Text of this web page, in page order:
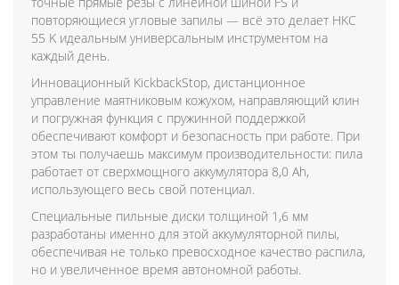
повторяющиеся угловые запилы — всё это делает HKC
55 K идеальным универсальным инструментом на
каждый день.
Инновационный KickbackStop, дистанционное
управление маятниковым кожухом, направляющий клин
и погружная функция с пружинной поддержкой
обеспечивают комфорт и безопасность при работе. При
этом ты получаешь максимум производительности: пила
работает от сверхмощного аккумулятора 8,0 Ah,
использующего весь свой потенциал.
Специальные пильные диски толщиной 1,6 мм
разработаны именно для этой аккумуляторной пилы,
обеспечивая не только превосходное качество распила,
но и увеличенное время автономной работы.